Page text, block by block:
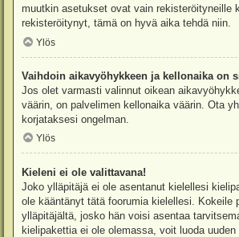
muutkin asetukset ovat vain rekisteröityneille
rekisteröitynyt, tämä on hyvä aika tehdä niin.
Ylös
Vaihdoin aikavyöhykkeen ja kellonaika on
Jos olet varmasti valinnut oikean
väärin, on palvelimen kellonaika väärin. Ota
korjataksesi ongelman.
Ylös
Kieleni ei ole valittavana!
Joko ylläpitäjä ei ole asentanut kielellesi
ole kääntänyt tätä foorumia kielellesi. Kokeile
ylläpitäjältä, josko hän voisi asentaa
kielipakettia ei ole olemassa, voit luoda uuden